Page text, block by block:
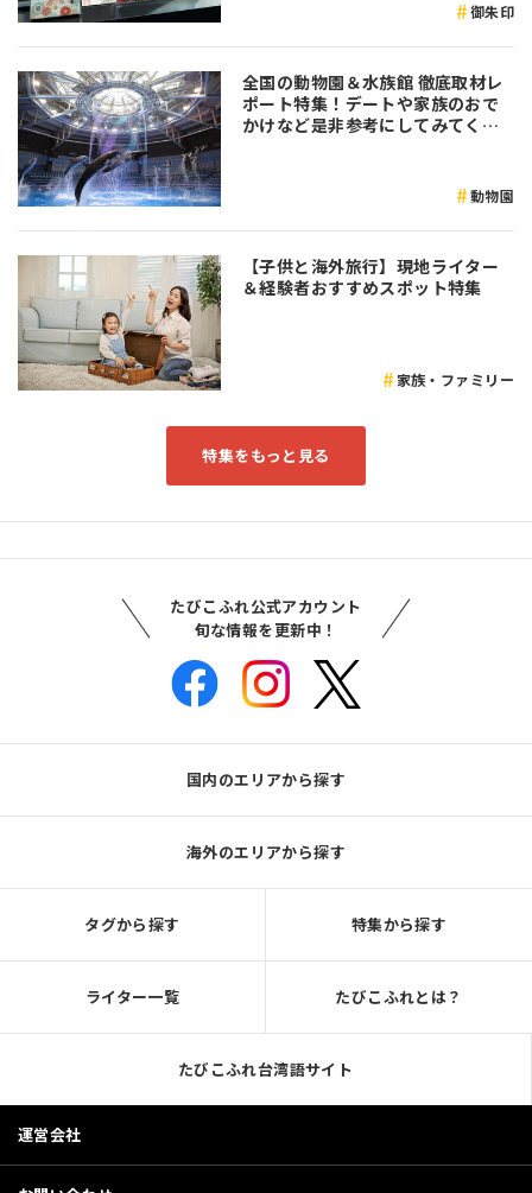
御朱印
全国の動物園＆水族館 徹底取材レ
ポート特集！デートや家族のおで
かけなど是非参考にしてみてくだ
動物園
【子供と海外旅行】現地ライター
＆経験者おすすめスポット特集
家族・ファミリー
特集をもっと見る
たびこふれ公式アカウント
旬な情報を更新中！
国内のエリアから探す
海外のエリアから探す
タグから探す 特集から探す
ライター一覧 たびこふれとは？
たびこふれ台湾語サイト
運営会社